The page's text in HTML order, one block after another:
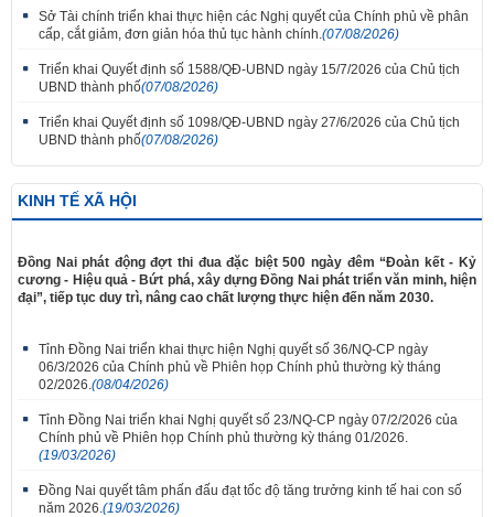
Sở Tài chính triển khai thực hiện các Nghị quyết của Chính phủ về phân
cấp, cắt giảm, đơn giản hóa thủ tục hành chính. (07/08/2026)
Triển khai Quyết định số 1588/QĐ-UBND ngày 15/7/2026 của Chủ tịch
UBND thành phố(07/08/2026)
Triển khai Quyết định số 1098/QĐ-UBND ngày 27/6/2026 của Chủ tịch
UBND thành phố(07/08/2026)
KINH TẾ XÃ HỘI
Đồng Nai phát động đợt thi đua đặc biệt 500 ngày đêm “Đoàn kết - Kỷ
cương - Hiệu quả - Bứt phá, xây dựng Đồng Nai phát triển văn minh, hiện
đại”, tiếp tục duy trì, nâng cao chất lượng thực hiện đến năm 2030.
Tỉnh Đồng Nai triển khai thực hiện Nghị quyết số 36/NQ-CP ngày
06/3/2026 của Chính phủ về Phiên họp Chính phủ thường kỳ tháng
02/2026. (08/04/2026)
Tỉnh Đồng Nai triển khai Nghị quyết số 23/NQ-CP ngày 07/2/2026 của
Chính phủ về Phiên họp Chính phủ thường kỳ tháng 01/2026.
(19/03/2026)
Đồng Nai quyết tâm phấn đấu đạt tốc độ tăng trưởng kinh tế hai con số
năm 2026. (19/03/2026)